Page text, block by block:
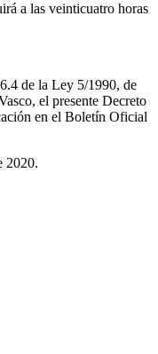
a las veinticuatro horas
de la Ley 5/1990, de
el presente Decreto
en el Boletín Oficial
2020.